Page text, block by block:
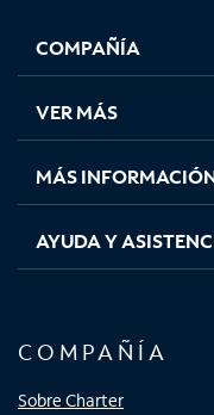
abre
en
pestaña
nueva
abre
en
pestaña
nueva
abre
en
pestaña
nueva
en
nueva
COMPAÑÍA
VER MÁS
MÁS
AYUDA Y
COMPAÑÍA
Sobre Charter